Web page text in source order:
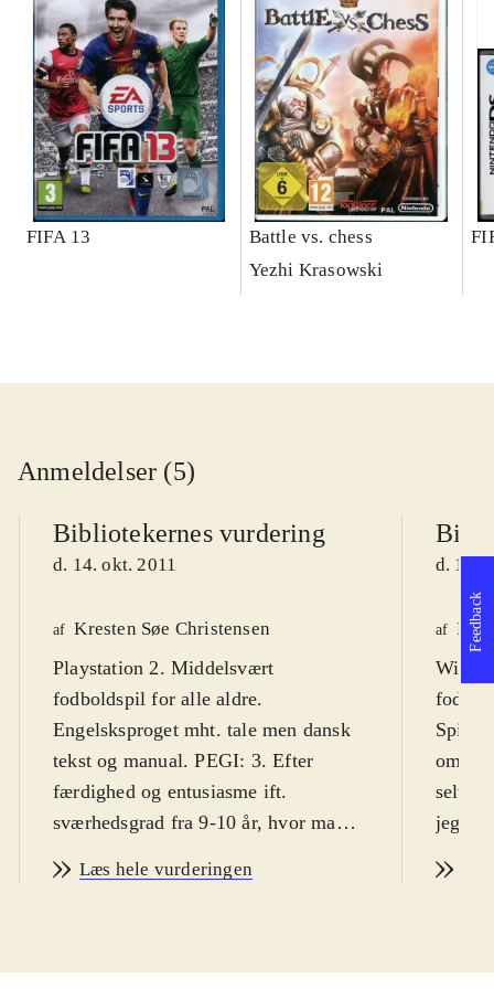
FIFA 13
Battle vs. chess
Yezhi Krasowski
Anmeldelser (5)
Bibliotekernes vurdering
d. 14. okt. 2011
af Kresten Søe Christensen
Playstation 2. Middelsvært
fodboldspil for alle aldre.
Engelsksproget mht. tale men dansk
tekst og manual. PEGI: 3. Efter
færdighed og entusiasme ift.
sværhedsgrad fra 9-10 år, hvor man
undervejs. Primær målgruppe er dog
oplagte Playstation 2 sportsspil igen
Læs hele vurderingen
d. 14.
af
Wii.
Spillet
jeg.
så
Feedback